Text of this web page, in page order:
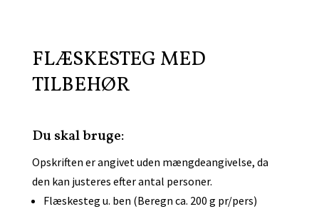
FLÆSKESTEG MED
TILBEHØR
Du skal bruge:
Opskriften er angivet uden mængdeangivelse, da
den kan justeres efter antal personer.
Flæskesteg u. ben (Beregn ca. 200 g pr/pers)